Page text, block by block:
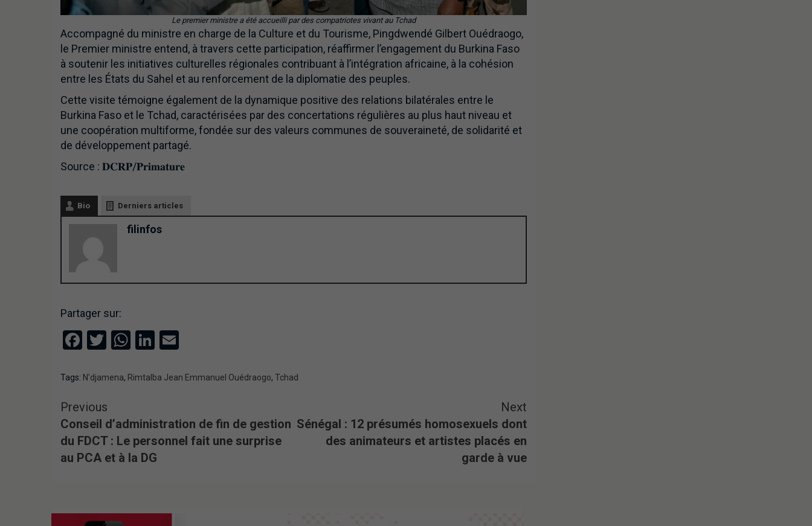
Le premier ministre a été accueilli par des compatriotes vivant au Tchad
Accompagné du ministre en charge de la Culture et du Tourisme, Pingdwendé Gilbert Ouédraogo,
le Premier ministre entend, à travers cette participation, réaffirmer l’engagement du Burkina Faso
à soutenir les initiatives culturelles régionales contribuant à l’intégration africaine, à la cohésion
entre les États du Sahel et au renforcement de la diplomatie des peuples.
Cette visite témoigne également de la dynamique positive des relations bilatérales entre le
Burkina Faso et le Tchad, caractérisées par des concertations régulières au plus haut niveau et
une coopération multiforme, fondée sur des valeurs communes de souveraineté, de solidarité et
de développement partagé.
Source : 𝐃𝐂𝐑𝐏/𝐏𝐫𝐢𝐦𝐚𝐭𝐮𝐫𝐞
Bio Derniers articles
filinfos
Partager sur:
Facebook
Twitter
WhatsApp
LinkedIn
Email
Tags: N'djamena, Rimtalba Jean Emmanuel Ouédraogo, Tchad
Previous
Conseil d’administration de fin de gestion
du FDCT : Le personnel fait une surprise
au PCA et à la DG
Next
Sénégal : 12 présumés homosexuels dont
des animateurs et artistes placés en
garde à vue